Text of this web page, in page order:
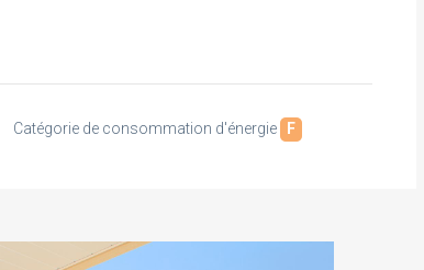
Catégorie de consommation d'énergie F